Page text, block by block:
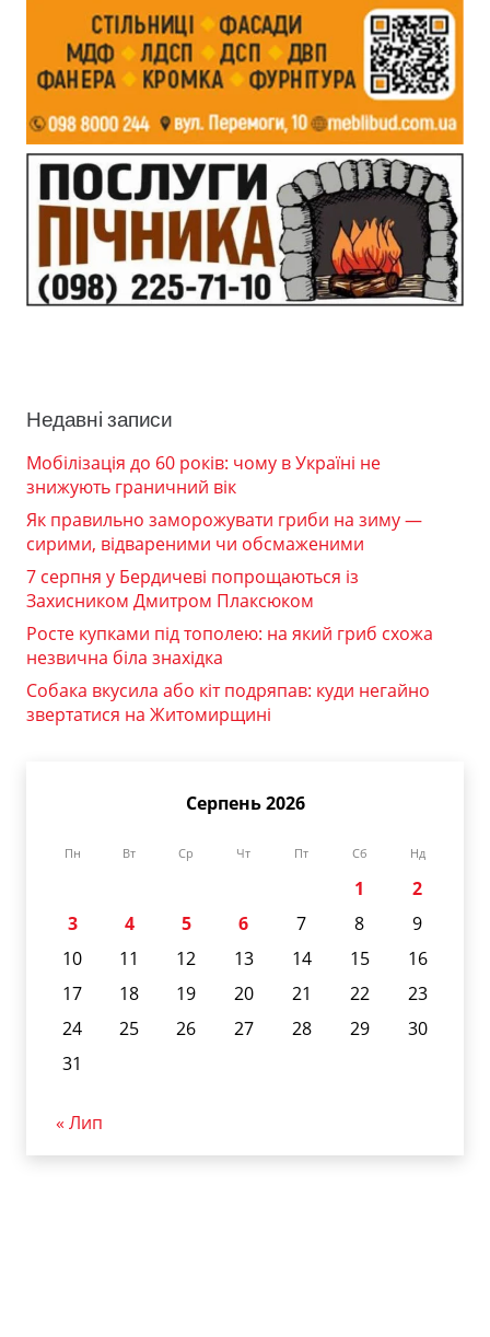
Недавні записи
Мобілізація до 60 років: чому в Україні не
знижують граничний вік
Як правильно заморожувати гриби на зиму —
сирими, відвареними чи обсмаженими
7 серпня у Бердичеві попрощаються із
Захисником Дмитром Плаксюком
Росте купками під тополею: на який гриб схожа
незвична біла знахідка
Собака вкусила або кіт подряпав: куди негайно
звертатися на Житомирщині
Серпень 2026
Пн Вт Ср Чт Пт Сб Нд
1
2
3
4 5 6 7 8
9
10
11 12 13 14 15
16
17
18 19 20 21 22
23
24
25 26 27 28 29
30
31
« Лип